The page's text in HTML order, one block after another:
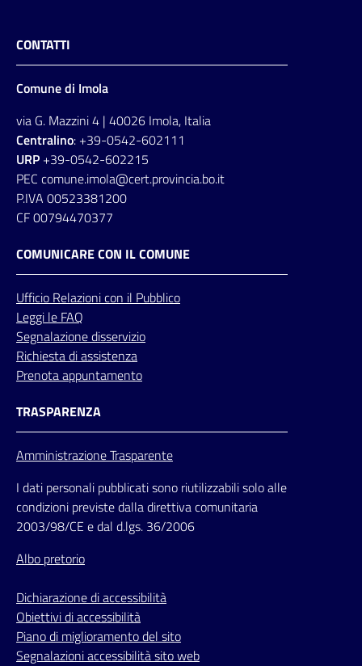
CONTATTI
Comune di Imola
via G. Mazzini 4 | 40026 Imola, Italia
Centralino: +39-0542-602111
URP +39-0542-602215
PEC comune.imola@cert.provincia.bo.it
P.IVA 00523381200
CF 00794470377
COMUNICARE CON IL COMUNE
Ufficio Relazionicon il Pubblico
Leggi le FAQ
Segnalazione disservizio
Richiesta di assistenza
Prenota appuntamento
TRASPARENZA
Amministrazione Trasparente
I dati personali pubblicati sono riutilizzabili solo alle
condizioni previste dalla direttiva comunitaria
2003/98/CE e dal d.lgs. 36/2006
Albo pretorio
Dichiarazione di accessibilità
Obiettivi di accessibilità
Piano di miglioramento del sito
Segnalazioni accessibilità sito web